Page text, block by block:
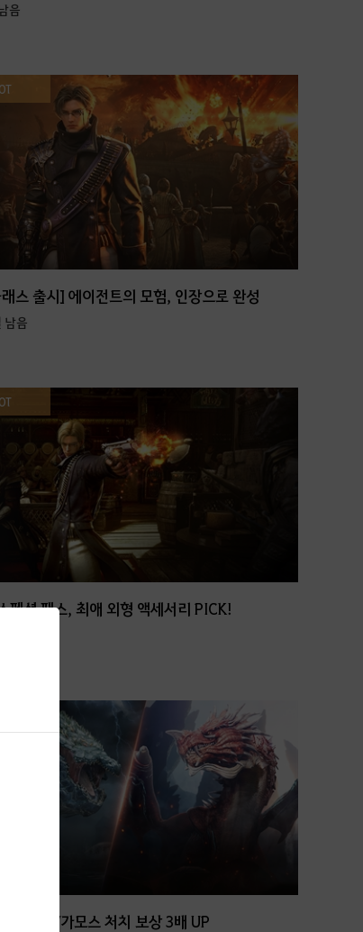
음
스 출시] 에이전트의 모험, 인장으로 완성
남음
페셜 패스, 최애 외형 액세서리 PICK!
두머리 벨/가모스 처치 보상 3배 UP